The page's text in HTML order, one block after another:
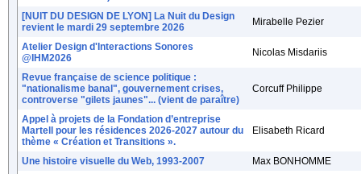
[NUIT DU DESIGN DE LYON] La Nuit du Design
revient le mardi 29 septembre 2026
Mirabelle Pezier
Atelier Design d'Interactions Sonores
@IHM2026
Nicolas Misdariis
Revue française de science politique :
"nationalisme banal", gouvernement crises,
controverse "gilets jaunes"... (vient de paraître)
Corcuff Philippe
Appel à projets de la Fondation d’entreprise
Martell pour les résidences 2026-2027 autour du
thème « Création et Transitions ».
Elisabeth Ricard
Une histoire visuelle du Web, 1993-2007
Max BONHOMME